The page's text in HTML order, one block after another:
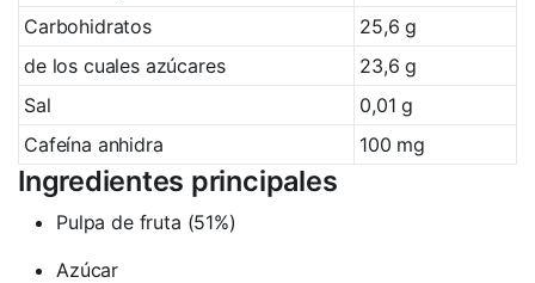
Carbohidratos
25,6 g
de los cuales azúcares
23,6 g
Sal
0,01 g
Cafeína anhidra
100 mg
Ingredientes principales
Pulpa de fruta (51%)
Azúcar